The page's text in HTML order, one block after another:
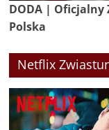
DODA |
Polska
Netflix